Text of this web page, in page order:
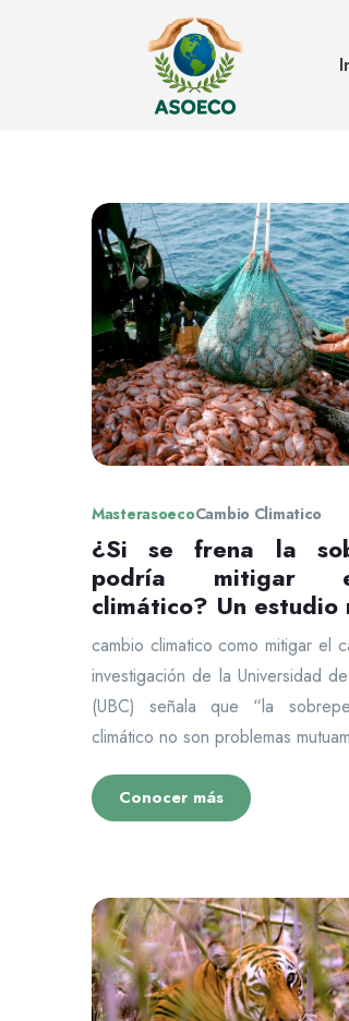
Cambio Climatico
MasterasoecoCambio Climatico
¿Si se frena la
podría mitigar
climático? Un estudio
cambio climatico como mitigar el
investigación de la Universidad
(UBC) señala que “la
climático no son problemas
Conocer más